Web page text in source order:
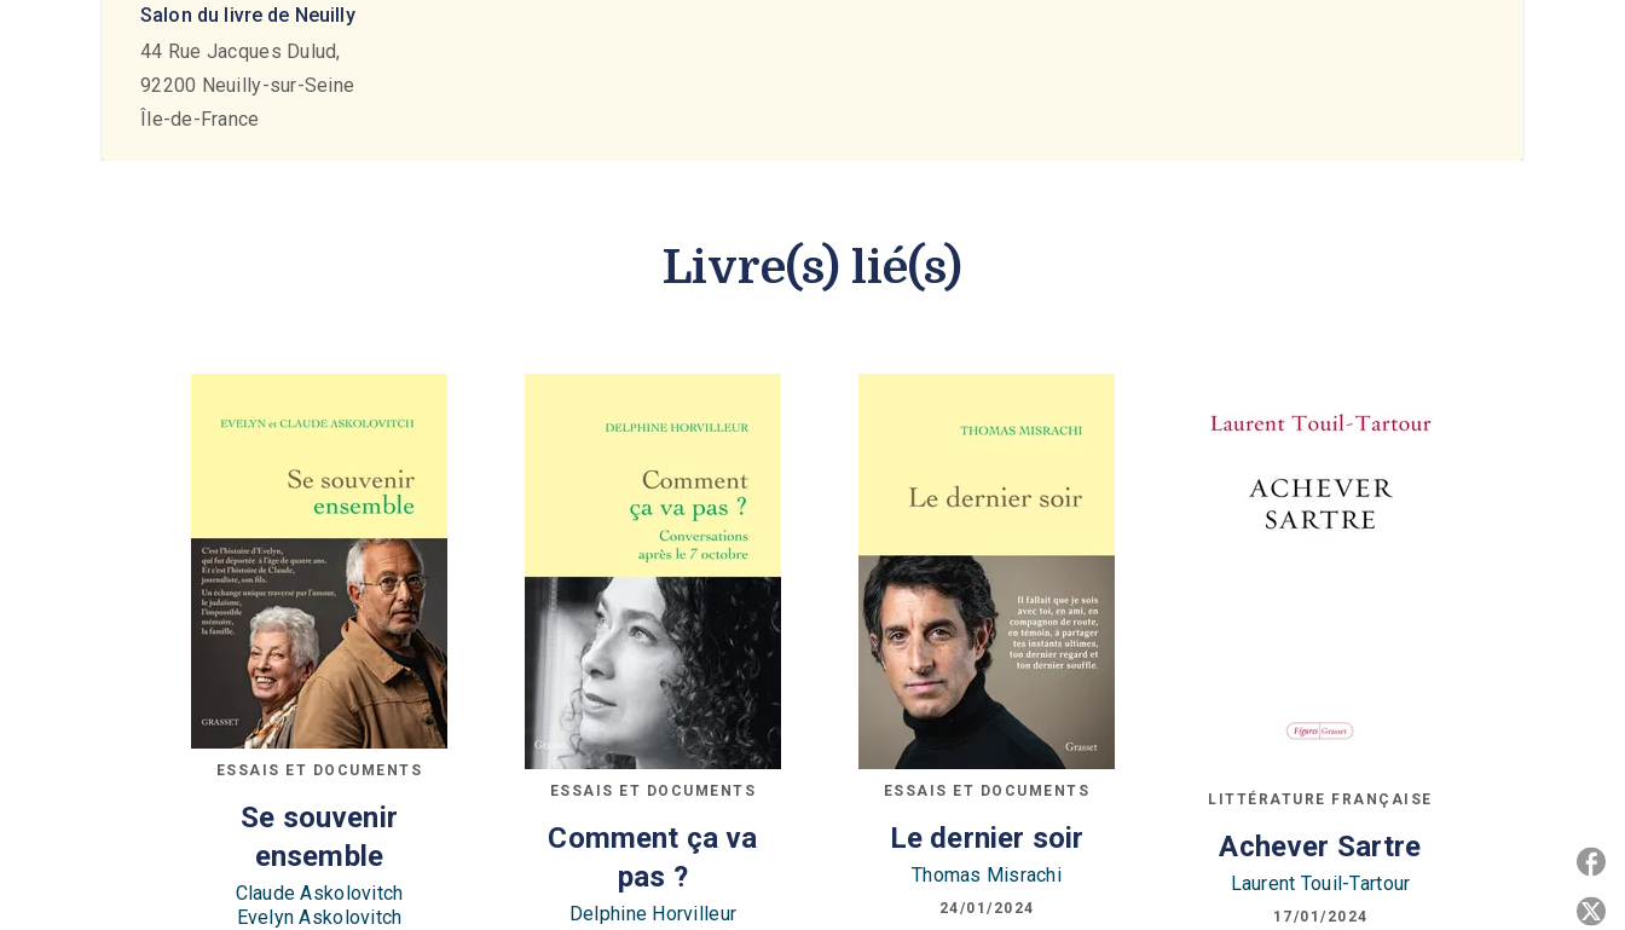
Salon du livre de Neuilly
44 Rue Jacques Dulud,
92200 Neuilly-sur-Seine
Île-de-France
Livre(s) lié(s)
ESSAIS ET DOCUMENTS
Se souvenir
ensemble
Claude Askolovitch
Evelyn Askolovitch
ESSAIS ET DOCUMENTS
Comment ça va
pas ?
Delphine Horvilleur
ESSAIS ET DOCUMENTS
Le dernier soir
Thomas Misrachi
24/01/2024
LITTÉRATURE FRANÇAISE
Achever Sartre
Laurent Touil-Tartour
17/01/2024